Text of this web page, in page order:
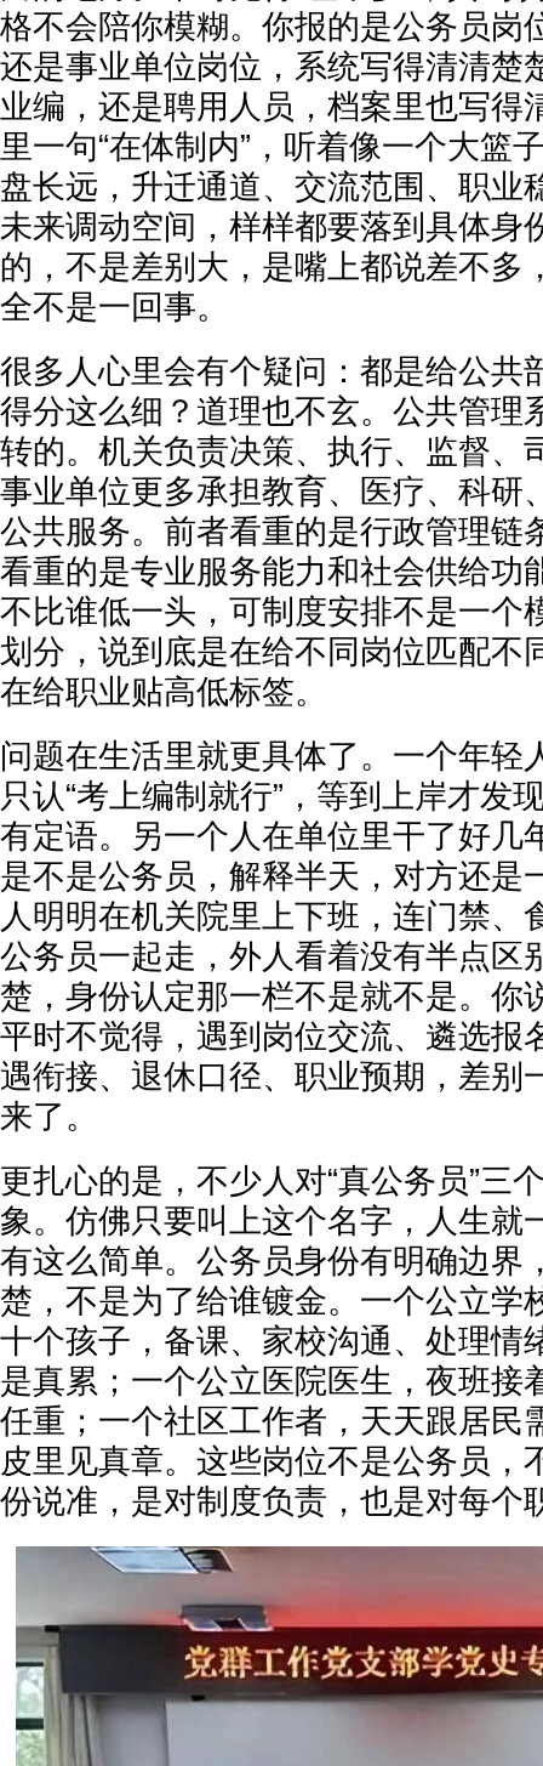
格不会陪你模糊。你报的是公务员岗
还是事业单位岗位，系统写得清清楚
业编，还是聘用人员，档案里也写得
里一句“在体制内”，听着像一个大篮
盘长远，升迁通道、交流范围、职业
未来调动空间，样样都要落到具体身
的，不是差别大，是嘴上都说差不多
全不是一回事。
很多人心里会有个疑问：都是给公共
得分这么细？道理也不玄。公共管理
转的。机关负责决策、执行、监督、
事业单位更多承担教育、医疗、科研
公共服务。前者看重的是行政管理链
看重的是专业服务能力和社会供给功
不比谁低一头，可制度安排不是一个
划分，说到底是在给不同岗位匹配不
在给职业贴高低标签。
问题在生活里就更具体了。一个年轻
只认“考上编制就行”，等到上岸才发
有定语。另一个人在单位里干了好几
是不是公务员，解释半天，对方还是
人明明在机关院里上下班，连门禁、
公务员一起走，外人看着没有半点区
楚，身份认定那一栏不是就不是。你
平时不觉得，遇到岗位交流、遴选报
遇衔接、退休口径、职业预期，差别
来了。
更扎心的是，不少人对“真公务员”三
象。仿佛只要叫上这个名字，人生就
有这么简单。公务员身份有明确边界
楚，不是为了给谁镀金。一个公立学
十个孩子，备课、家校沟通、处理情
是真累；一个公立医院医生，夜班接
任重；一个社区工作者，天天跟居民
皮里见真章。这些岗位不是公务员，
份说准，是对制度负责，也是对每个